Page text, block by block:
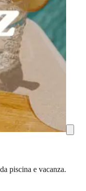
piscina e vacanza.